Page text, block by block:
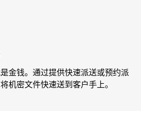
金钱。通过提供快速派送或预约派
机密文件快速送到客户手上。